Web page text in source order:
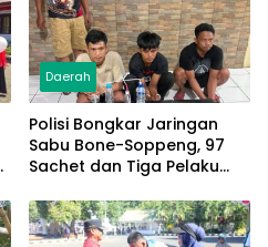
Daerah
Polisi Bongkar Jaringan
Sabu Bone-Soppeng, 97
Sachet dan Tiga Pelaku